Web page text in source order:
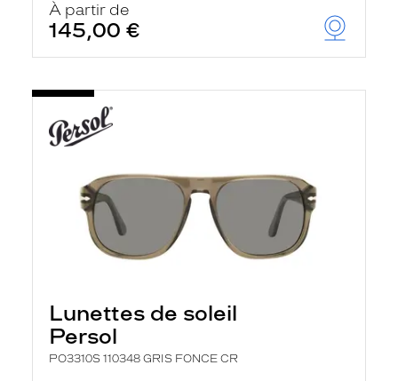
À partir de
145,00 €
Lunettes de soleil
Persol
PO3310S 110348 GRIS FONCE CR